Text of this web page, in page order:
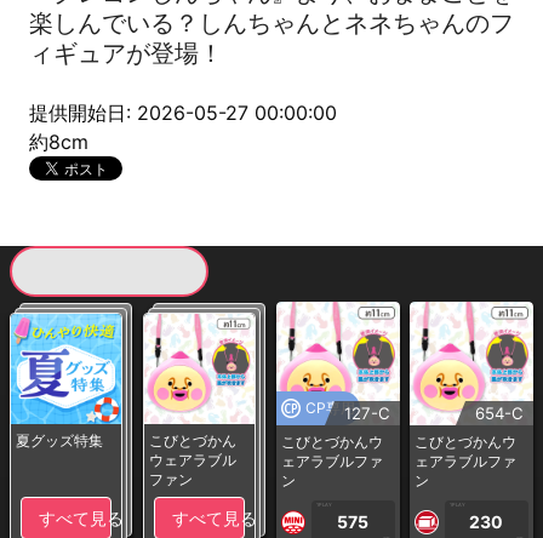
楽しんでいる？しんちゃんとネネちゃんのフ
ィギュアが登場！
提供開始日: 2026-05-27 00:00:00
約8cm
夏グッズ特集
すべて見る
こびとづかん
ウェアラブル
ファン
すべて見る
CP専用127-C
こびとづかんウ
ェアラブルファ
ン
1PLAY
575
654-C
こびとづかんウ
ェアラブルファ
ン
1PLAY
230